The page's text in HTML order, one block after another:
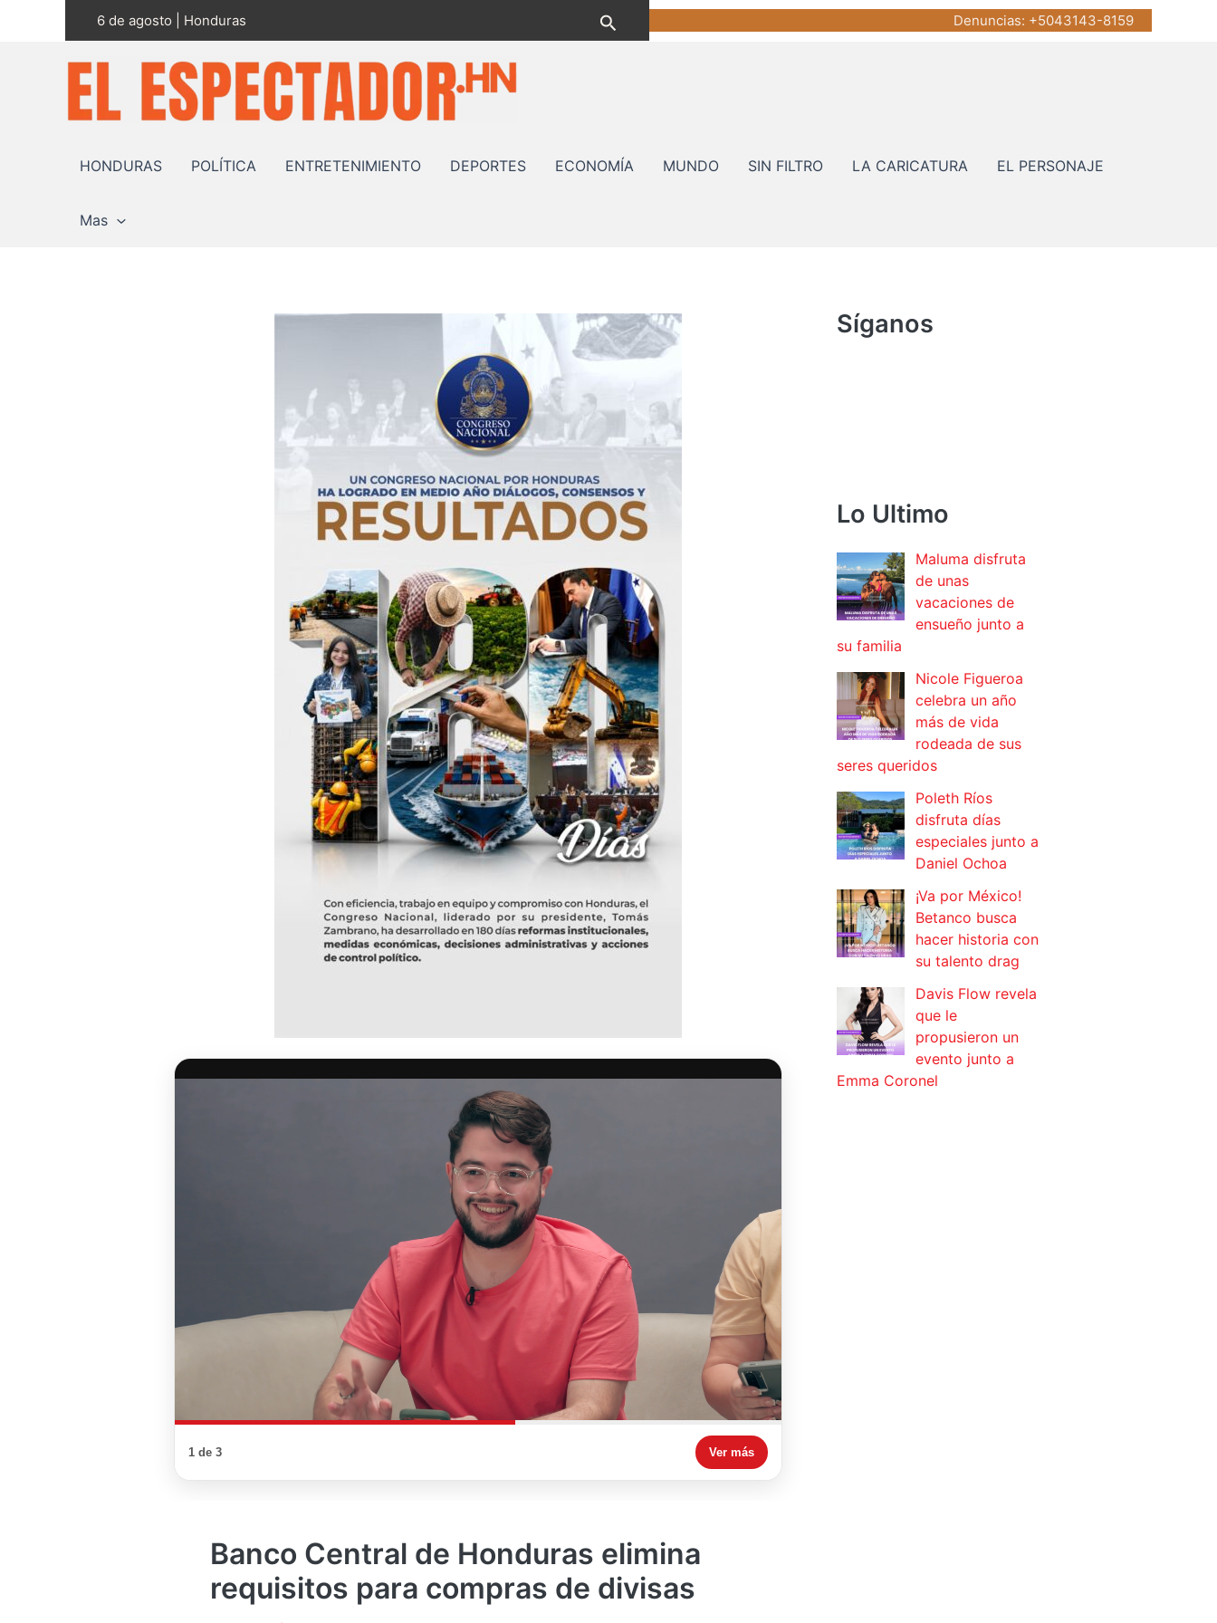
6 de agosto | Honduras Buscar Denuncias: +5043143-8159
HONDURAS POLÍTICA ENTRETENIMIENTO DEPORTES ECONOMÍA MUNDO SIN FILTRO LA CARICATURA EL PERSONAJE
Mas
1 de 3 Ver más
Banco Central de Honduras elimina
requisitos para compras de divisas
Síganos
Lo Ultimo
Maluma disfruta
de unas
vacaciones de
ensueño junto a
su familia
Nicole Figueroa
celebra un año
más de vida
rodeada de sus
seres queridos
Poleth Ríos
disfruta días
especiales junto a
Daniel Ochoa
¡Va por México!
Betanco busca
hacer historia con
su talento drag
Davis Flow revela
que le
propusieron un
evento junto a
Emma Coronel